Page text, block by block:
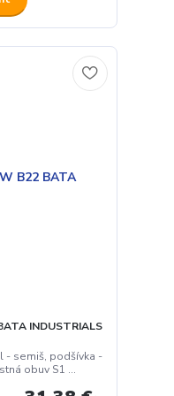
INDUSTRIALS
- semiš, podšívka -
obuv S1 ...